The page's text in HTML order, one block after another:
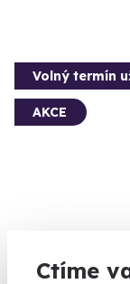
Ctíme
Volný termín
AKCE